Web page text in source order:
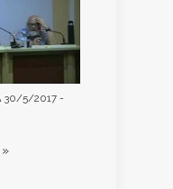
30/5/2017 -
»